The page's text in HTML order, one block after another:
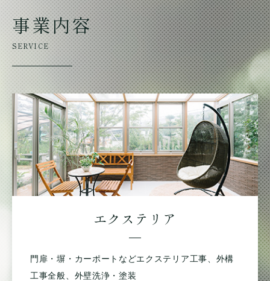
事業内容
SERVICE
エクステリア
門扉・塀・カーポートなどエクステリア工事、外構
工事全般、外壁洗浄・塗装